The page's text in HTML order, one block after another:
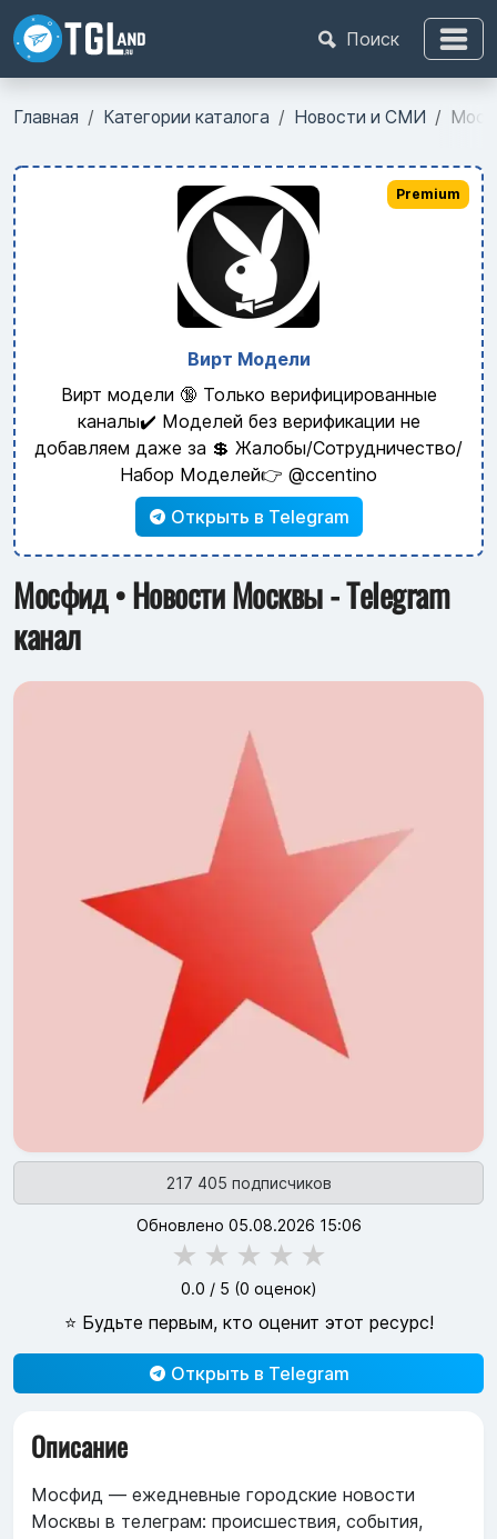
Поиск
Главная Категории каталога Новости и СМИ
Вирт Модели
Вирт модели 🔞 Только верифицированные
каналы✔️ Моделей без верификации не
добавляем даже за 💲 Жалобы/Сотрудничество/
Набор Моделей👉 @ccentino
Открыть в Telegram
Premium
Мосфид • Новости Москвы - Telegram
канал
217 405 подписчиков
Обновлено 05.08.2026 15:06
★ ★ ★ ★ ★
0.0 / 5 (0 оценок)
⭐ Будьте первым, кто оценит этот ресурс!
Открыть в Telegram
Описание
Мосфид — ежедневные городские новости
Москвы в телеграм: происшествия, события,